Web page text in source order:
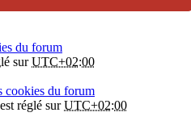
du forum
surUTC+02:00
cookies du forum
réglé surUTC+02:00